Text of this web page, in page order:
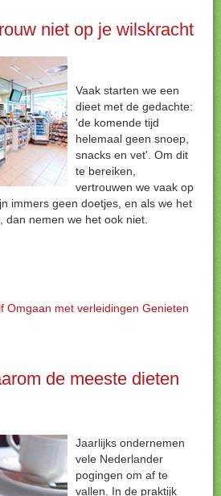
niet op je wilskracht
Vaak starten we een
dieet met de gedachte:
'de komende tijd
helemaal geen snoep,
snacks en vet'. Om dit
te bereiken,
vertrouwen we vaak op
immers geen doetjes, en als we het
dan nemen we het ook niet.
Omgaan met verleidingen Genieten
de meeste dieten
Jaarlijks ondernemen
vele Nederlander
pogingen om af te
vallen. In de praktijk